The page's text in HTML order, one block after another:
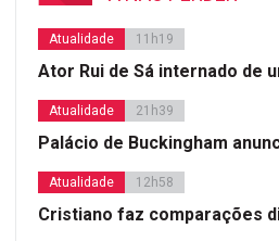
Atualidade 11h19
Ator Rui de Sá internado de
Atualidade 21h39
Palácio de Buckingham
Atualidade 12h58
Cristiano faz comparações